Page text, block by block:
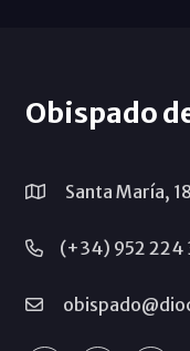
Obispado
Santa María,
(+34) 952 224